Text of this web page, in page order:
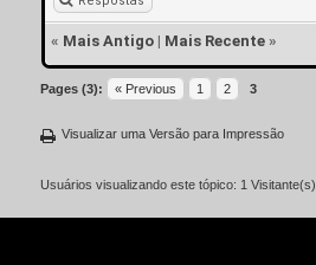
« Mais Antigo | Mais Recente »
Pages (3): « Previous 1 2 3
Visualizar uma Versão para Impressão
Usuários visualizando este tópico: 1 Visitante(s)